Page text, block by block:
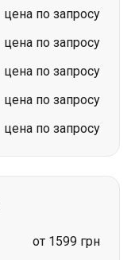
цена по запросу
цена по запросу
цена по запросу
цена по запросу
цена по запросу
от 1599 грн